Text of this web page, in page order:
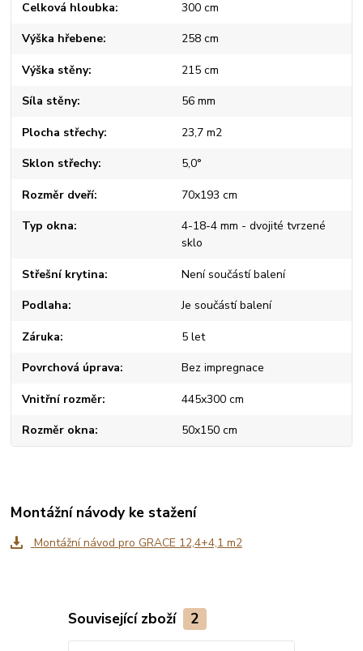
Celková hloubka 300 cm
Výška hřebene 258 cm
Výška stěny 215 cm
Síla stěny 56 mm
Plocha střechy 23,7 m2
Sklon střechy 5,0°
Rozměr dveří 70x193 cm
Typ okna
4-18-4 mm - dvojité tvrzené
sklo
Střešní krytina Není součástí balení
Podlaha Je součástí balení
Záruka 5 let
Povrchová úprava Bez impregnace
Vnitřní rozměr 445x300 cm
Rozměr okna 50x150 cm
Montážní návody ke stažení
Montážní návod pro GRACE 12,4+4,1 m2
Související zboží 2